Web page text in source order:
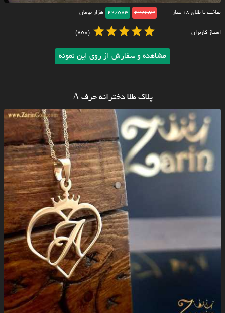
ساخت با طلای ۱۸ عیار 22/683
22/583 هزار تومان
امتیاز کاربران (850)
مشاهده و سفارش از روی این نمونه
پلاک طلا دخترانه حرف A